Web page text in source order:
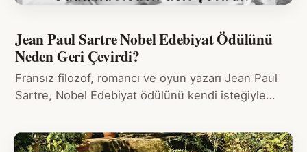
Jean Paul Sartre Nobel Edebiyat Ödülünü
Neden Geri Çevirdi?
Fransız filozof, romancı ve oyun yazarı Jean Paul
Sartre, Nobel Edebiyat ödülünü kendi isteğiyle…